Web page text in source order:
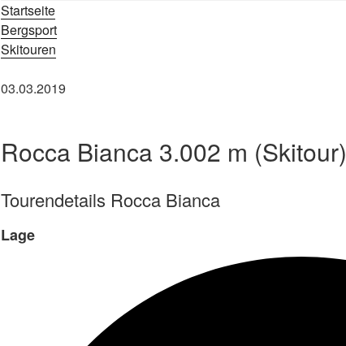
Startseite
Bergsport
Skitouren
03.03.2019
Rocca Bianca 3.002 m (Skitour)
Tourendetails Rocca Bianca
Lage